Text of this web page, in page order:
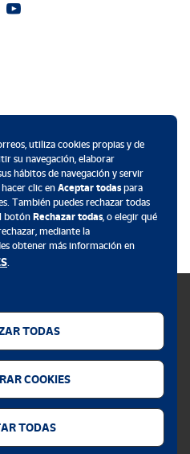
utiliza cookies propias y de
su navegación, elaborar
hábitos de navegación y servir
clic en Aceptar todaspara
También puedes rechazar todas
botón Rechazar todas, o elegir qué
mediante la
obtener más información en
.
TODAS
COOKIES
TODAS